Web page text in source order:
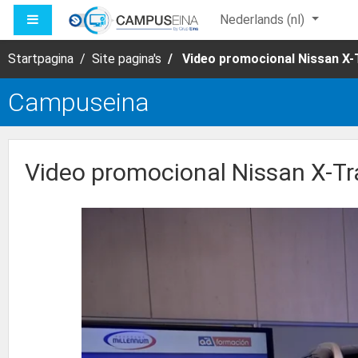
Ga naar hoofdinhoud
ZIJPANEEL Nederlands ‎(nl)‎
Startpagina Site pagina's Video promocional Nissan X-
Campuseina
Video promocional Nissan X-